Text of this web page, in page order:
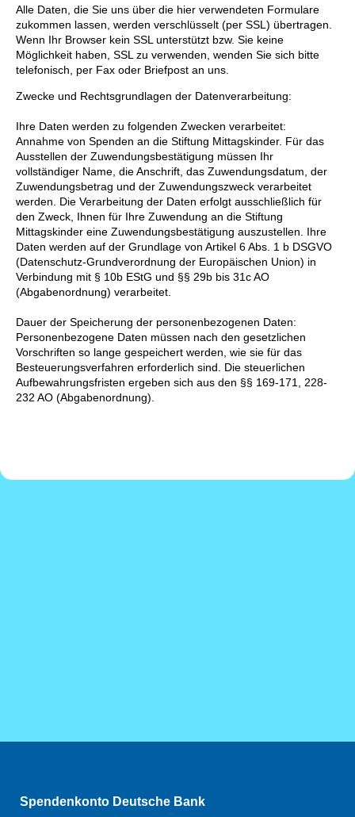
Alle Daten, die Sie uns über die hier verwendeten Formulare
zukommen lassen, werden verschlüsselt (per SSL) übertragen.
Wenn Ihr Browser kein SSL unterstützt bzw. Sie keine
Möglichkeit haben, SSL zu verwenden, wenden Sie sich bitte
telefonisch, per Fax oder Briefpost an uns.
Zwecke und Rechtsgrundlagen der Datenverarbeitung:
Ihre Daten werden zu folgenden Zwecken verarbeitet:
Annahme von Spenden an die Stiftung Mittagskinder. Für das
Ausstellen der Zuwendungsbestätigung müssen Ihr
vollständiger Name, die Anschrift, das Zuwendungsdatum, der
Zuwendungsbetrag und der Zuwendungszweck verarbeitet
werden. Die Verarbeitung der Daten erfolgt ausschließlich für
den Zweck, Ihnen für Ihre Zuwendung an die Stiftung
Mittagskinder eine Zuwendungsbestätigung auszustellen. Ihre
Daten werden auf der Grundlage von Artikel 6 Abs. 1 b DSGVO
(Datenschutz-Grundverordnung der Europäischen Union) in
Verbindung mit § 10b EStG und §§ 29b bis 31c AO
(Abgabenordnung) verarbeitet.
Dauer der Speicherung der personenbezogenen Daten:
Personenbezogene Daten müssen nach den gesetzlichen
Vorschriften so lange gespeichert werden, wie sie für das
Besteuerungsverfahren erforderlich sind. Die steuerlichen
Aufbewahrungsfristen ergeben sich aus den §§ 169-171, 228-
232 AO (Abgabenordnung).
Spendenkonto Deutsche Bank